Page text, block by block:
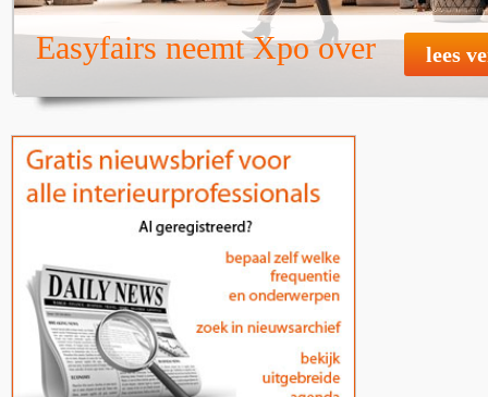
Easyfairs neemt Xpo over lees